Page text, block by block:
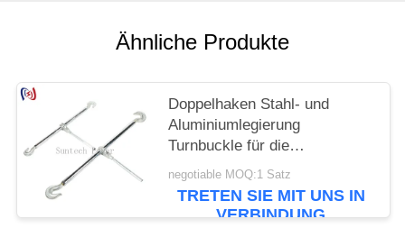
Ähnliche Produkte
Doppelhaken Stahl- und
Aluminiumlegierung
Turnbuckle für die
Energieübertragung
negotiable MOQ:1 Satz
TRETEN SIE MIT UNS IN
VERBINDUNG